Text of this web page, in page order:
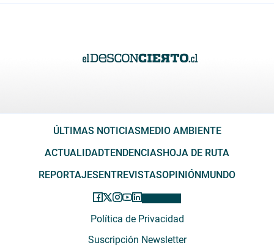
ÚLTIMAS NOTICIAS MEDIO AMBIENTE
ACTUALIDADTENDENCIAS HOJA DE RUTA
REPORTAJES ENTREVISTASOPINIÓN MUNDO
Política de Privacidad
Suscripción Newsletter